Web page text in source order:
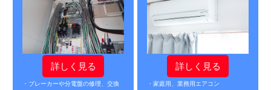
詳しく見る
・ブレーカーや分電盤の修理、交換
詳しく見る
・家庭用、業務用エアコン